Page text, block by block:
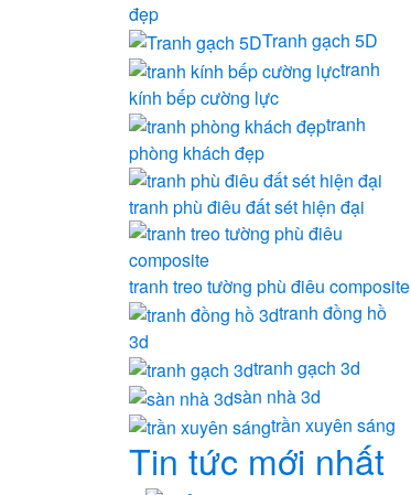
đẹp
Tranh gạch 5D
tranh
kính bếp cường lực
tranh
phòng khách đẹp
tranh phù điêu đất sét hiện đại
tranh treo tường phù điêu composite
tranh đồng hồ
3d
tranh gạch 3d
sàn nhà 3d
trần xuyên sáng
Tin tức mới nhất